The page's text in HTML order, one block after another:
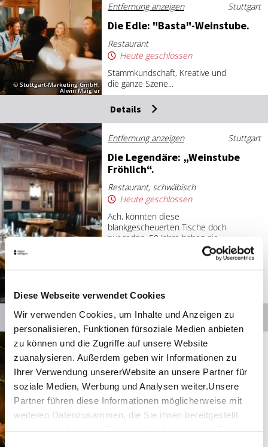
Diese Webseite verwendet Cookies
Wir verwenden Cookies, um Inhalte und Anzeigen zu
personalisieren, Funktionen fürsoziale Medien anbieten
zu können und die Zugriffe auf unsere Website
zuanalysieren. Außerdem geben wir Informationen zu
Ihrer Verwendung unsererWebsite an unsere Partner für
soziale Medien, Werbung und Analysen weiter.Unsere
Partner führen diese Informationen möglicherweise mit
weiteren Datenzusammen, die Sie ihnen bereitgestellt
© Stuttgart-Marketing GmbH,
Alwin Maigler
Entfernung anzeigen Stuttgart
Die Ed­le: "Bas­ta"-Wein­stu­be.
Restaurant
Heute geschlossen
Stammkundschaft, Kreative und
die ganze Szene...
Details
© Weinstube Fröhlich
Verwaltungs GmbH
Entfernung anzeigen Stuttgart
Die Le­gen­dä­re: „Wein­stu­be
Fröh­lich“.
Restaurant, schwäbisch
Heute geschlossen
Ach, könnten diese
blankgescheuerten Tische doch
nur reden. 50 Jahre haben sie
bereits auf dem Buckel und
allerlei Nachtarbeiter:innen,
Theaterleute und
vorbeiziehen sehen.
Details
Entfernung anzeigen
Die Al­te: „Zur Kis­te“.
Restaurant, schwäbisch
Geöffnet von 17:00 bis 23:00 Uhr
Mit ihren bald 200 Jahren gehört
sie zu den ältesten Weinstuben
Stuttgarts. Im ehemaligen